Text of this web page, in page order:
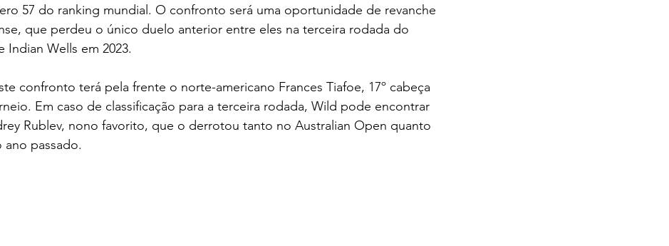
57 do ranking mundial. O confronto será uma oportunidade de revanche
que perdeu o único duelo anterior entre eles na terceira rodada do
Indian Wells em 2023.
confronto terá pela frente o norte-americano Frances Tiafoe, 17º cabeça
Em caso de classificação para a terceira rodada, Wild pode encontrar
Rublev, nono favorito, que o derrotou tanto no Australian Open quanto
passado.